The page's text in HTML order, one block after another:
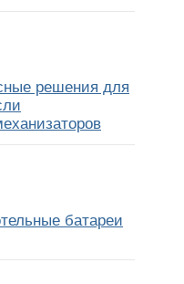
решения для
батареи